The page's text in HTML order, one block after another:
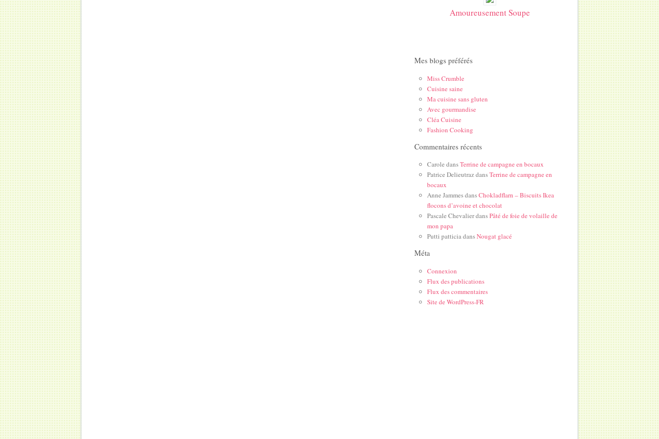
Amoureusement Soupe
Mes blogs préférés
Miss Crumble
Cuisine saine
Ma cuisine sans gluten
Avec gourmandise
Cléa Cuisine
Fashion Cooking
Commentaires récents
Carole dansTerrine de campagne en bocaux
Patrice DelieutrazdansTerrine de campagne en
bocaux
Anne JammesdansChokladflarn – Biscuits Ikea
flocons d’avoine et chocolat
Pascale ChevalierdansPâté de foie de volaille de
mon papa
Putti patticiadansNougat glacé
Méta
Connexion
Flux des publications
Flux des commentaires
Site de WordPress-FR